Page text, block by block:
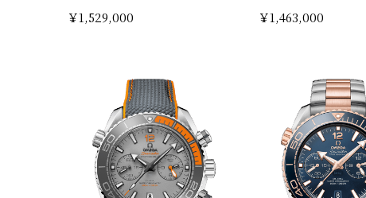
￥1,529,000
￥1,463,000